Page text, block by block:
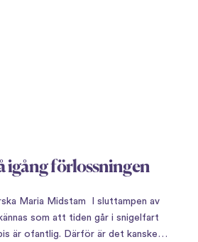
igång förlossningen
Maria Midstam I sluttampen av
som att tiden går i snigelfart
är ofantlig. Därför är det kanske